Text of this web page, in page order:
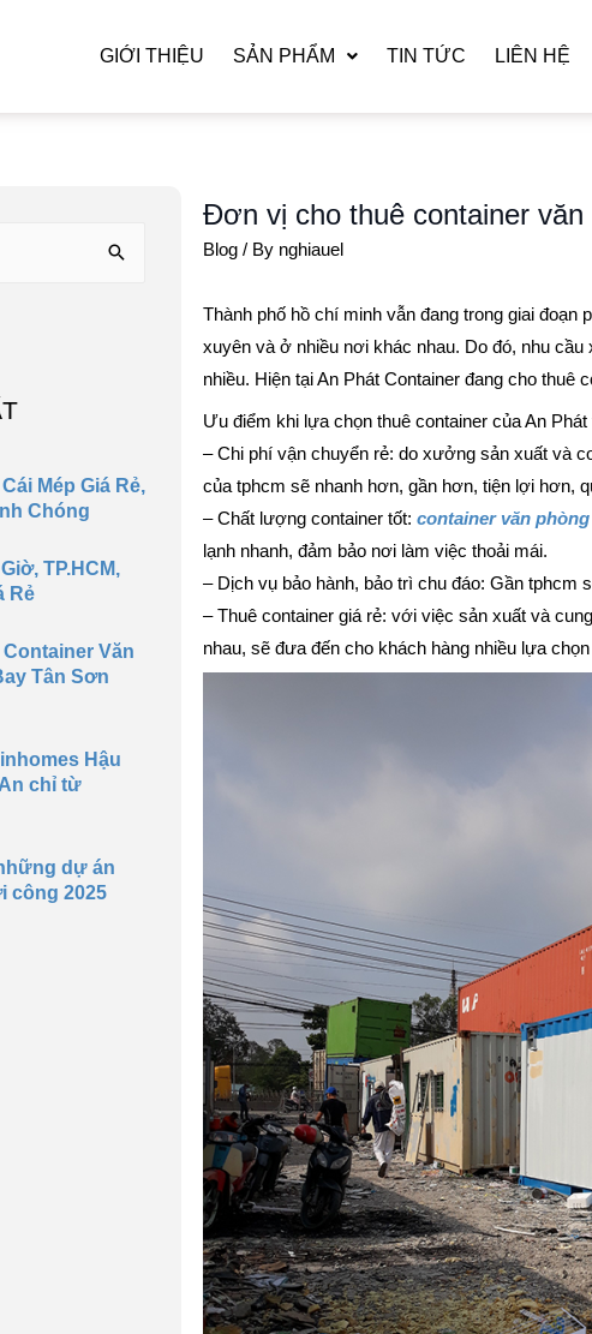
GIỚI THIỆU SẢN PHẨM TIN TỨC LIÊN HỆ
Mép Giá Rẻ,
Chóng
TP.HCM,
Rẻ
Văn
Tân Sơn
Hậu
chỉ từ
dự án
công 2025
Đơn vị cho thuê container văn
Blog / By nghiauel
Thành phố hồ chí minh vẫn đang trong giai
xuyên và ở nhiều nơi khác nhau. Do đó, nhu
nhiều. Hiện tại An Phát Container đang cho thuê
Ưu điểm khi lựa chọn thuê container của An Phát
– Chi phí vận chuyển rẻ: do xưởng sản xuất và
của tphcm sẽ nhanh hơn, gần hơn, tiện lợi hơn,
– Chất lượng container tốt: container văn phòng
lạnh nhanh, đảm bảo nơi làm việc thoải mái.
– Dịch vụ bảo hành, bảo trì chu đáo: Gần
– Thuê container giá rẻ: với việc sản xuất và
nhau, sẽ đưa đến cho khách hàng nhiều lựa